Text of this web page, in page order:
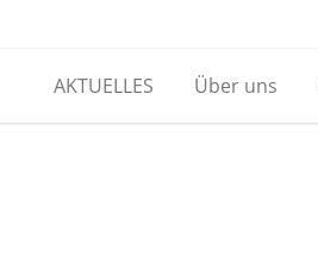
AKTUELLES Über uns